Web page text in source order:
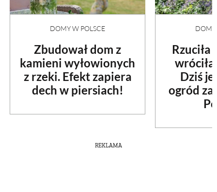
DOMY W POLSCE
Zbudował dom z
kamieni wyłowionych
z rzeki. Efekt zapiera
dech w piersiach!
DOMY
Rzuciła
Dziś
ogród
REKLAMA